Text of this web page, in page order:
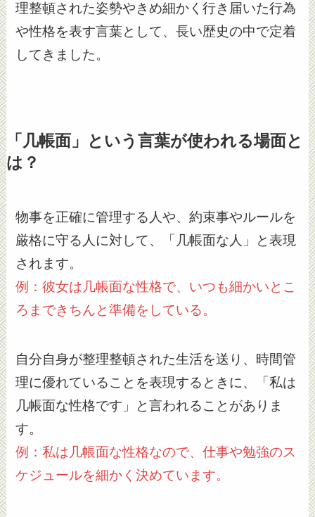
理整頓された姿勢やきめ細かく行き届いた行為
や性格を表す言葉として、長い歴史の中で定着
してきました。
「几帳面」という言葉が使われる場面と
は？
物事を正確に管理する人や、約束事やルールを
厳格に守る人に対して、「几帳面な人」と表現
されます。
例：彼女は几帳面な性格で、いつも細かいとこ
ろまできちんと準備をしている。
自分自身が整理整頓された生活を送り、時間管
理に優れていることを表現するときに、「私は
几帳面な性格です」と言われることがありま
す。
例：私は几帳面な性格なので、仕事や勉強のス
ケジュールを細かく決めています。